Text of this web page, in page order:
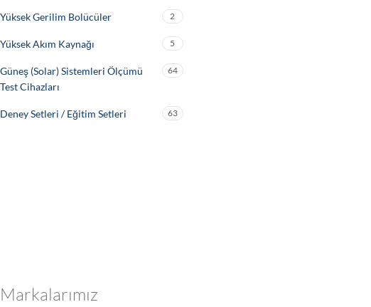
Yüksek Gerilim Bolücüler 2
Yüksek Akım Kaynağı 5
Güneş (Solar) Sistemleri Ölçümü
Test Cihazları
64
Deney Setleri / Eğitim Setleri 63
Markalarımız